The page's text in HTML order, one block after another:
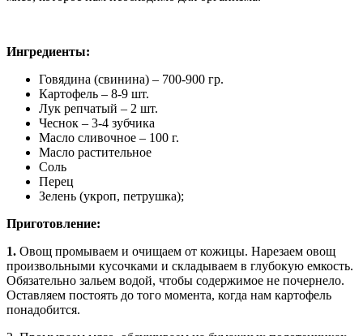
Ингредиенты:
Говядина (свинина) – 700-900 гр.
Картофель – 8-9 шт.
Лук репчатый – 2 шт.
Чеснок – 3-4 зубчика
Масло сливочное – 100 г.
Масло растительное
Соль
Перец
Зелень (укроп, петрушка);
Приготовление:
1. Овощ промываем и очищаем от кожицы. Нарезаем овощ
произвольными кусочками и складываем в глубокую емкость.
Обязательно зальем водой, чтобы содержимое не почернело.
Оставляем постоять до того момента, когда нам картофель
понадобится.